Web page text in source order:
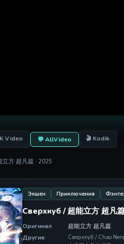
Video 💬 AllVideo 🎬 Kodik
立方 超凡篇 · 2025
Экшен Приключения
Сверхкуб / 超能立方 超凡
Оригинал
超能立方 超凡篇
Другие
Сверхкуб / Chao